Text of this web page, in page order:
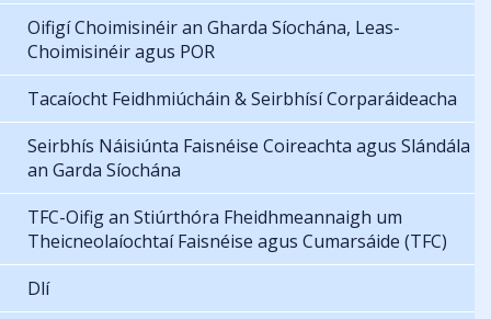
Oifigí Choimisinéir an Gharda Síochána, Leas-
Choimisinéir agus POR
Tacaíocht Feidhmiúcháin & Seirbhísí Corparáideacha
Seirbhís Náisiúnta Faisnéise Coireachta agus Slándála
an Garda Síochána
TFC-Oifig an Stiúrthóra Fheidhmeannaigh um
Theicneolaíochtaí Faisnéise agus Cumarsáide (TFC)
Dlí